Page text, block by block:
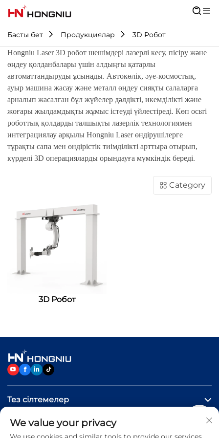
Басты бет Продукциялар 3D Робот
Hongniu Laser 3D робот шешімдері лазерлі кесу, пісіру және
өңдеу қолданбалары үшін алдыңғы қатарлы
автоматтандыруды ұсынады. Автокөлік, әуе-космостық,
ауыр машина жасау және металл өңдеу сияқты салаларға
арналып жасалған бұл жүйелер дәлдікті, икемділікті және
жоғары жылдамдықты жұмыс істеуді үйлестіреді. Көп осьті
роботтық қолдарды талшықты лазерлік технологиямен
интеграциялау арқылы Hongniu Laser өндірушілерге
тұрақты сапа мен өндірістік тиімділікті арттыра отырып,
күрделі 3D операцияларды орындауға мүмкіндік береді.
Category
3D Робот
Тез сілтемелер
Өнімдер
We value your privacy